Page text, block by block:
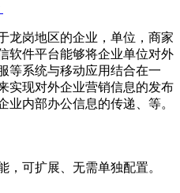
龙岗地区的企业，单位，商家
软件平台能够将企业单位对外
等系统与移动应用结合在一
实现对外企业营销信息的发布
业内部办公信息的传递、等。
，可扩展、无需单独配置。